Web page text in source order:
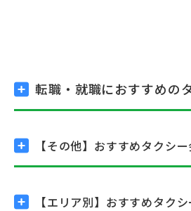
転職・就職におすすめの
【その他】 おすすめタクシ
【エリア別】 おすすめタク